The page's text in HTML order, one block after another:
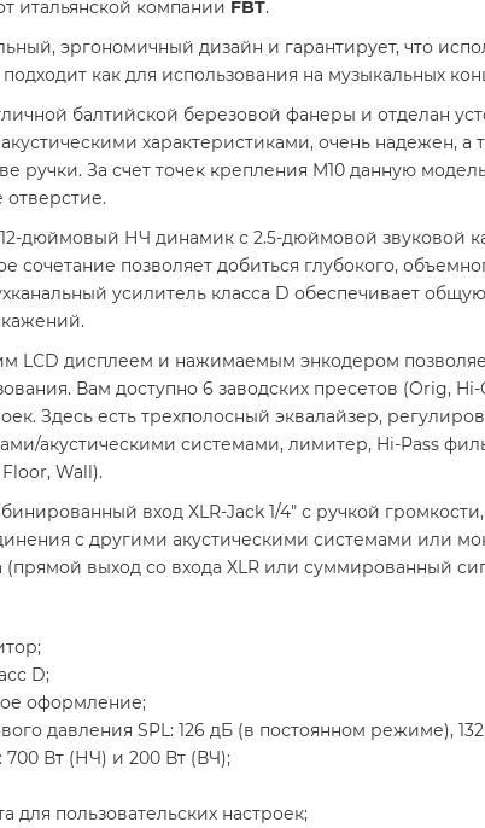
итальянской компании FBT.
эргономичный дизайн и гарантирует, что
как для использования на музыкальных
балтийской березовой фанеры и отделан
характеристиками, очень надежен,
ручки. За счет точек крепления M10 данную
12-дюймовый НЧ динамик с 2.5-дюймовой звуковой
сочетание позволяет добиться глубокого,
усилитель класса D обеспечивает
LCD дисплеем и нажимаемым энкодером
Вам доступно 6 заводских пресетов (Orig,
Здесь есть трехполосный эквалайзер,
акустическими системами, лимитер, Hi-Pass
Wall).
вход XLR-Jack 1/4" с ручкой
с другими акустическими системами или
(прямой выход со входа XLR или суммированный
D;
оформление;
давления SPL: 126 дБ (в постоянном режиме),
700 Вт (НЧ) и 200 Вт (ВЧ);
для пользовательских настроек;